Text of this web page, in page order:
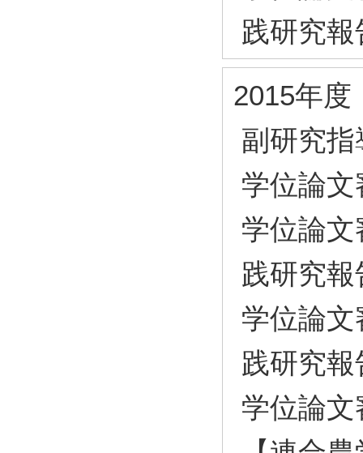
践研究
2015年度
副研究
学位論
学位論
践研究
学位論
践研究
学位論